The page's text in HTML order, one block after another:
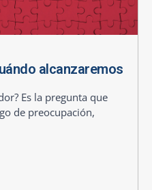
alcanzaremos
Es la pregunta que
de preocupación,